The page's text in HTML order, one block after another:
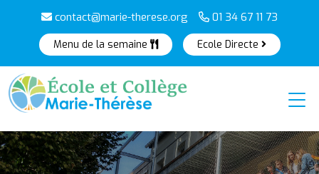
contact@marie-therese.org 01 34 67 11 73
Menu de la semaine Ecole Directe